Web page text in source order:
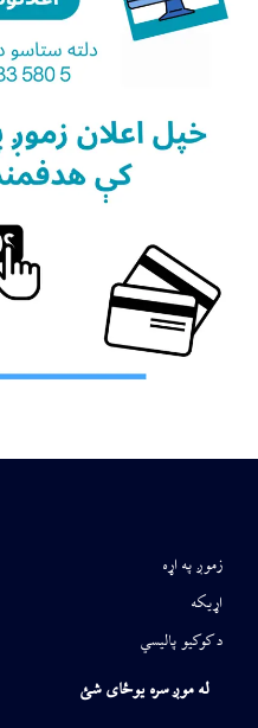
زموږ په اړه
اړیکه
د کوکیو پالیسي
له موږ سره یوځای شئ